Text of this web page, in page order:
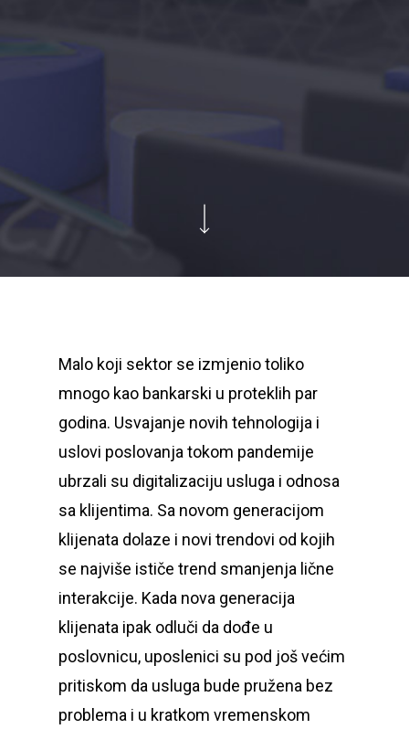
Malo koji sektor se izmjenio toliko
mnogo kao bankarski u proteklih par
godina. Usvajanje novih tehnologija i
uslovi poslovanja tokom pandemije
ubrzali su digitalizaciju usluga i odnosa
sa klijentima. Sa novom generacijom
klijenata dolaze i novi trendovi od kojih
se najviše ističe trend smanjenja lične
interakcije. Kada nova generacija
klijenata ipak odluči da dođe u
poslovnicu, uposlenici su pod još većim
pritiskom da usluga bude pružena bez
problema i u kratkom vremenskom